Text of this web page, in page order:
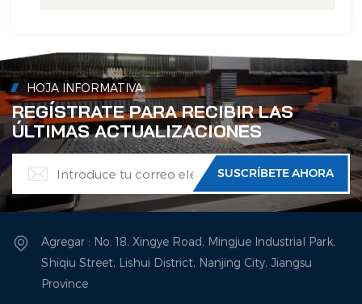
HOJA INFORMATIVA
REGÍSTRATE PARA RECIBIR LAS
ÚLTIMAS ACTUALIZACIONES
Agregar : No. 18, Xingye Road, Mingjue Industrial Park,
Shiqiu Street, Lishui District, Nanjing City, Jiangsu
Province